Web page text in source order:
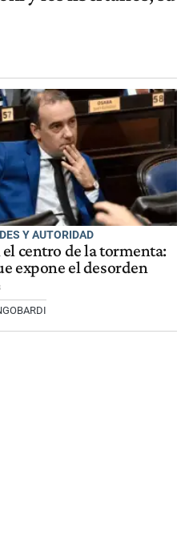
Y AUTORIDAD
centro de la tormenta:
expone el desorden